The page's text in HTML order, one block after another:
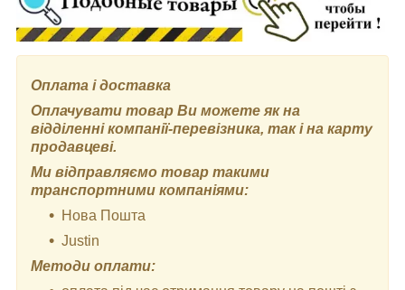
Оплата і доставка
Оплачувати товар Ви можете як на
відділенні компанії-перевізника, так і на карту
продавцеві.
Ми відправляємо товар такими
транспортними компаніями:
Нова Пошта
Justin
Методи оплати: